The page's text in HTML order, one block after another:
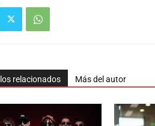
relacionados Más del autor